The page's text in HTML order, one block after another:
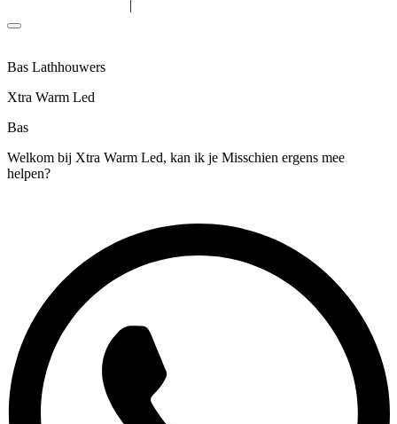
Bas Lathhouwers
Xtra Warm Led
Bas
Welkom bij Xtra Warm Led, kan ik je Misschien ergens mee
helpen?